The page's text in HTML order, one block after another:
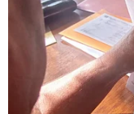
TIN LIÊN